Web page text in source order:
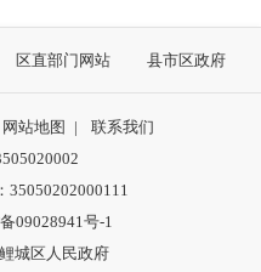
区直部门网站 县市区政府
网站地图 |
联系我们
35050202000111
09028941号-1
城区人民政府